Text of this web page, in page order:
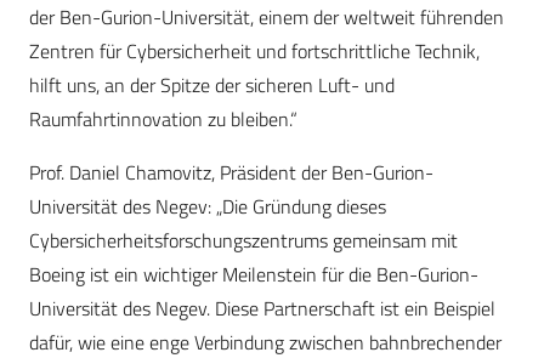
der Ben-Gurion-Universität, einem der weltweit führenden
Zentren für Cybersicherheit und fortschrittliche Technik,
hilft uns, an der Spitze der sicheren Luft- und
Raumfahrtinnovation zu bleiben.“
Prof. Daniel Chamovitz, Präsident der Ben-Gurion-
Universität des Negev: „Die Gründung dieses
Cybersicherheitsforschungszentrums gemeinsam mit
Boeing ist ein wichtiger Meilenstein für die Ben-Gurion-
Universität des Negev. Diese Partnerschaft ist ein Beispiel
dafür, wie eine enge Verbindung zwischen bahnbrechender